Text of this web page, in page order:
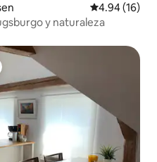
Calificación
4.94 (16)
y naturaleza